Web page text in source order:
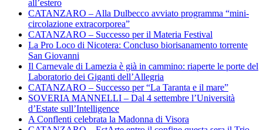
all’estero
CATANZARO – Alla Dulbecco avviato programma “mini-
circolazione extracorporea”
CATANZARO – Successo per il Materia Festival
La Pro Loco di Nicotera: Concluso biorisanamento torrente
San Giovanni
Il Carnevale di Lamezia è già in cammino: riaperte le porte del
Laboratorio dei Giganti dell’Allegria
CATANZARO – Successo per “La Taranta e il mare”
SOVERIA MANNELLI – Dal 4 settembre l’Università
d’Estate sull’Intelligence
A Conflenti celebrata la Madonna di Visora